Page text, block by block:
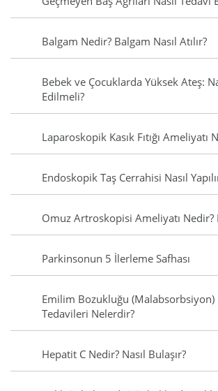
Balgam Nedir? Balgam Nasıl Atılır?
Bebek ve Çocuklarda Yüksek Ateş:
Edilmeli?
Laparoskopik Kasık Fıtığı Ameliyatı
Endoskopik Taş Cerrahisi Nasıl
Omuz Artroskopisi Ameliyatı Nedir?
Parkinsonun 5 İlerleme Safhası
Emilim Bozukluğu
Tedavileri Nelerdir?
Hepatit C Nedir? Nasıl Bulaşır?